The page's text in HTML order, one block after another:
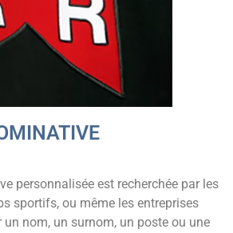
personnalisée est recherchée par les
sportifs, ou même les entreprises
un nom, un surnom, un poste ou une